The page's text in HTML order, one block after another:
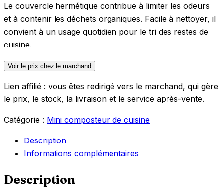
Le couvercle hermétique contribue à limiter les odeurs
et à contenir les déchets organiques. Facile à nettoyer, il
convient à un usage quotidien pour le tri des restes de
cuisine.
Voir le prix chez le marchand
Lien affilié : vous êtes redirigé vers le marchand, qui gère
le prix, le stock, la livraison et le service après-vente.
Catégorie : Mini composteur de cuisine
Description
Informations complémentaires
Description